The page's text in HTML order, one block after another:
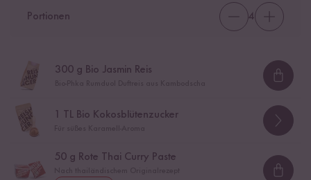
Portionen 4
300 g Bio Jasmin Reis
TL Bio Kokosblütenzucker
50 g Rote Thai Curry Paste